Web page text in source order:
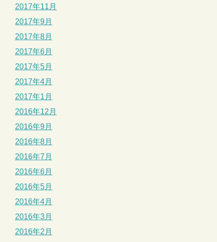
2017年11月
2017年9月
2017年8月
2017年6月
2017年5月
2017年4月
2017年1月
2016年12月
2016年9月
2016年8月
2016年7月
2016年6月
2016年5月
2016年4月
2016年3月
2016年2月